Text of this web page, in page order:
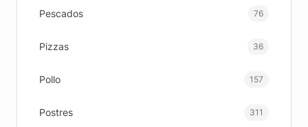
Pescados 76
Pizzas 36
Pollo 157
Postres 311